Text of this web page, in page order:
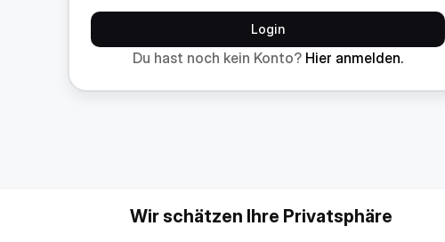
Login
Du hast noch kein Konto? Hier anmelden.
Wir schätzen Ihre Privatsphäre